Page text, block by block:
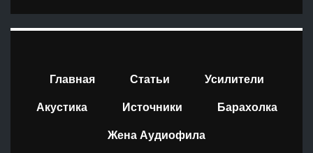
Главная Статьи
Усилители
Акустика
Источники
Барахолка
Жена Аудиофила